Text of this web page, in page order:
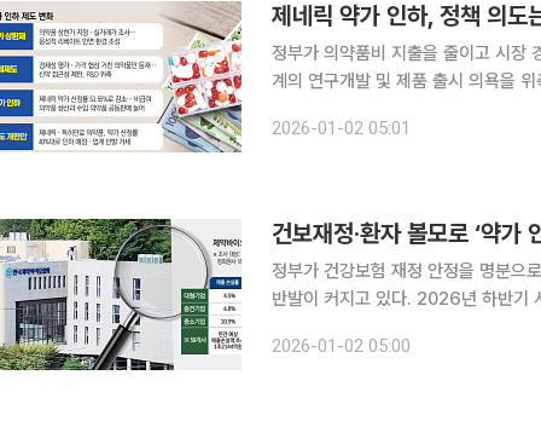
제네릭 약가 인하, 정책 의도
정부가 의약품비 지출을 줄이고 시장
계의 연구개발 및 제품 출시 의욕을
국내 제약비이오 기업들은 약가인하
2026-01-02 05:01
건보재정·환자 볼모로 ‘약가
정부가 건강보험 재정 안정을 명분으
반발이 커지고 있다. 2026년 하반기
2026-01-02 05:00